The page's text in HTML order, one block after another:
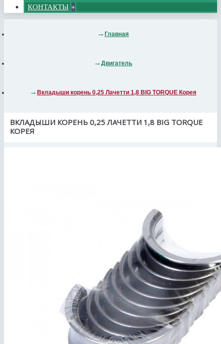
КОНТАКТЫ +
Главная
Двигатель
Вкладыши корень 0,25 Лачетти 1,8 BIG TORQUE Корея
ВКЛАДЫШИ КОРЕНЬ 0,25 ЛАЧЕТТИ 1,8 BIG TORQUE
КОРЕЯ